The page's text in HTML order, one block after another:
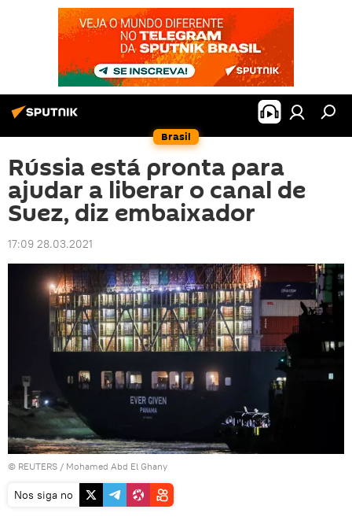
Brasil
Rússia está pronta para
ajudar a liberar o canal de
Suez, diz embaixador
17:09 28.03.2021
© REUTERS / Mohamed Abd El Ghany
Nos siga no